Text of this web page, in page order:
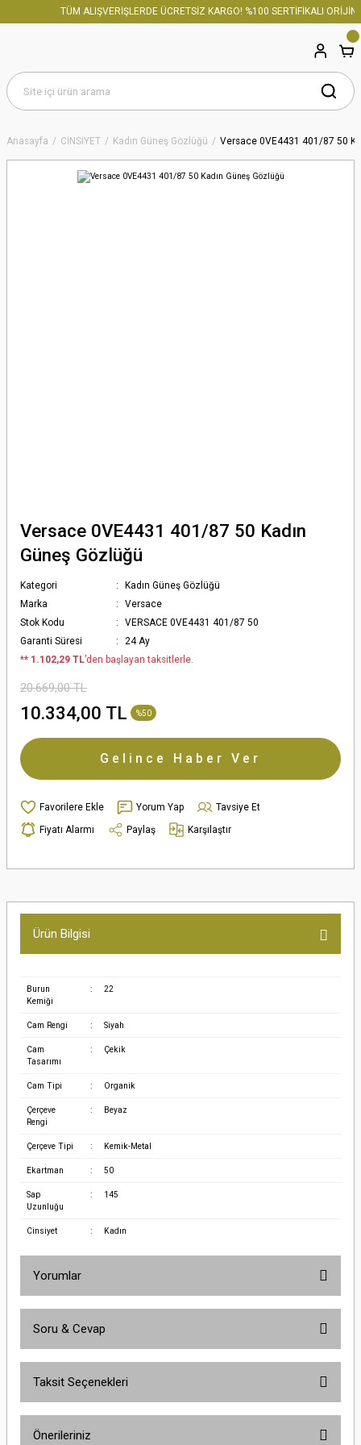
TÜM ALIŞVERİŞLERDE ÜCRETSİZ KARGO! %100 SERTİFİKALI
Anasayfa CİNSİYET Kadın Güneş Gözlüğü Versace 0VE4431 401/87 50
Versace 0VE4431 401/87 50 Kadın
Güneş Gözlüğü
Kategori
Kadın Güneş Gözlüğü
Marka
Versace
Stok Kodu
VERSACE 0VE4431 401/87 50
Garanti Süresi
24 Ay
** 1.102,29 TL’den başlayan taksitlerle.
20.669,00 TL
10.334,00 TL %50
Gelince Haber Ver
Yorum Yap
Tavsiye Et
Fiyatı Alarmı
Paylaş Karşılaştır
Ürün Bilgisi
Burun
Kemiği
: 22
Cam Rengi : Siyah
Cam
Tasarımı
: Çekik
Cam Tipi : Organik
Çerçeve
Rengi
: Beyaz
Çerçeve Tipi : Kemik-Metal
Ekartman : 50
Sap
Uzunluğu
: 145
Cinsiyet : Kadın
Yorumlar
Soru & Cevap
Taksit Seçenekleri
Önerileriniz